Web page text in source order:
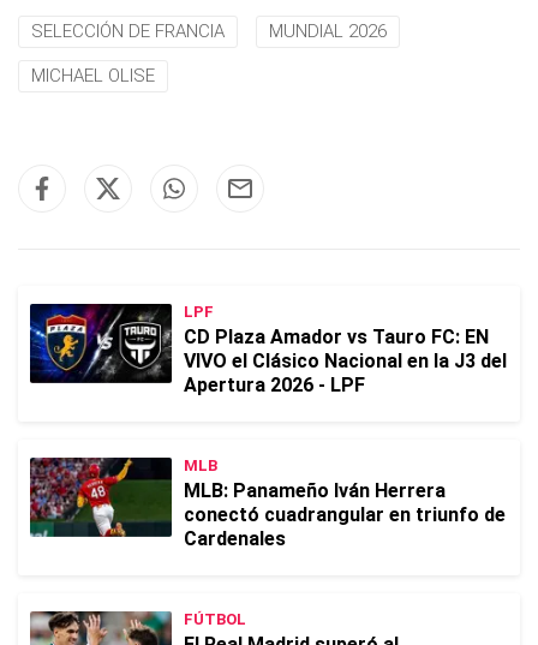
SELECCIÓN DE FRANCIA MUNDIAL 2026
MICHAEL OLISE
LPF
CD Plaza Amador vs Tauro FC: EN
VIVO el Clásico Nacional en la J3 del
Apertura 2026 - LPF
MLB
MLB: Panameño Iván Herrera
conectó cuadrangular en triunfo de
Cardenales
FÚTBOL